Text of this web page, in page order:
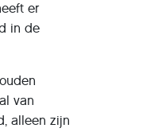
er
in de
van
alleen zijn